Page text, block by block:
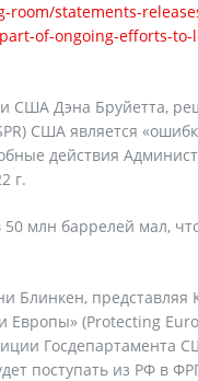
statements-
of-ongoing-efforts-
США Дэна Бруйетта,
США является
действия
г.
млн баррелей мал,
Блинкен, представляя
(Protecting
Госдепартамента
поступать из РФ в